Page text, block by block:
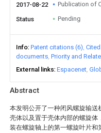
Abstract
本发明公开了一种闭风螺旋输送
壳体以及置于壳体内部的螺旋体
装在螺旋轴上的第一螺旋叶片和
2017-08-22 Publication of
Status Pending
Info Patent citations (6)
documents Priority and
External links Espacenet